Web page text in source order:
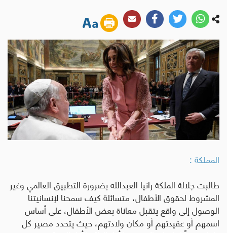
المملكة :
طالبت جلالة الملكة رانيا العبدالله بضرورة التطبيق العالمي وغير
المشروط لحقوق الأطفال، متسائلة كيف سمحنا لإنسانيتنا
الوصول إلى واقع يتقبل معاناة بعض الأطفال، على أساس
اسمهم أو عقيدتهم أو مكان ولادتهم، حيث يتحدد مصير كل